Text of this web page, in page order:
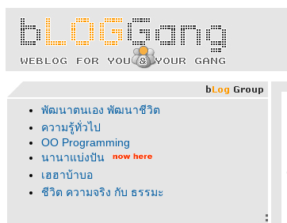
พัฒนาตนเอง พัฒนาชีวิต
ความรู้ทั่วไป
OO Programming
นานาแบ่งปัน
เฮฮาบ้าบอ
ชีวิต ความจริง กับ ธรรมะ